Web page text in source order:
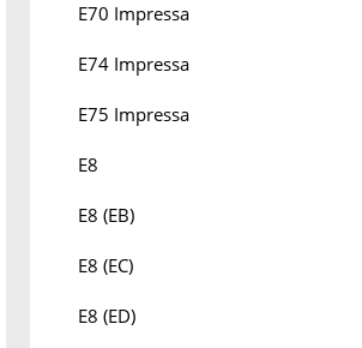
E70 Impressa
E74 Impressa
E75 Impressa
E8
E8 (EB)
E8 (EC)
E8 (ED)